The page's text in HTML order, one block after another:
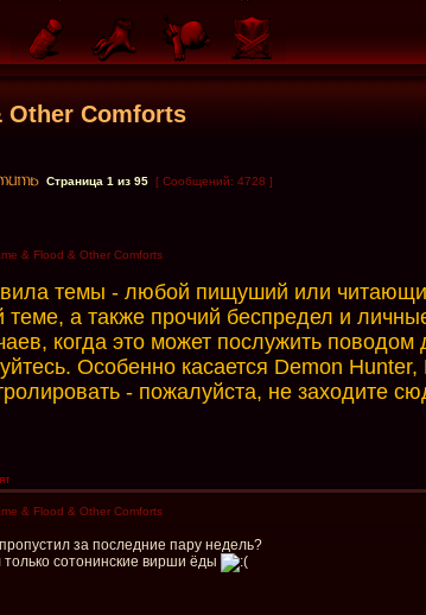
Other Comforts
Страница 1 из 95 [ Сообщений: 4728 ]
& Flood & Other Comforts
темы - любой пищуший или читающий
теме, а также прочий беспредел и
когда это может послужить
Особенно касается Demon
- пожалуйста, не заходите
& Flood & Other Comforts
за последние пару недель?
только сотонинские вирши ёды